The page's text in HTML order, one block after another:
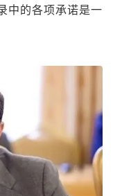
中的各项承诺是一